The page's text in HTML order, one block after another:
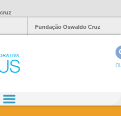
Fundação Oswaldo Cruz